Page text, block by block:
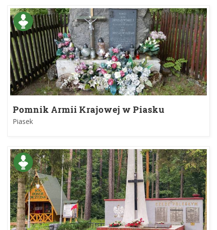
Pomnik Armii Krajowej w Piasku
Piasek